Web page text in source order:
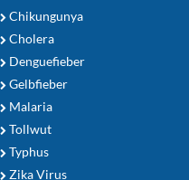
Chikungunya
Cholera
Denguefieber
Gelbfieber
Malaria
Tollwut
Typhus
Zika Virus